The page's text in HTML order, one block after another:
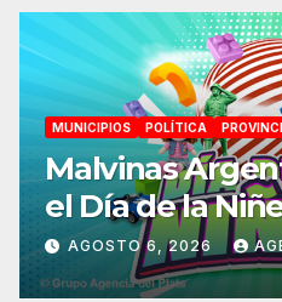
MUNICIPIOS POLÍTICA
Malvinas
el Día de la
jornadas de
espectáculos y
AGOSTO 6, 2026